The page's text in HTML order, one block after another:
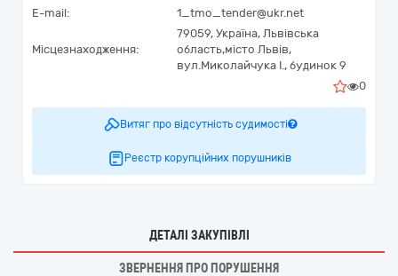
E-mail:
1_tmo_tender@ukr.net
Місцезнаходження:
79059, Україна, Львівська
область,місто Львів,
вул.Миколайчука І., будинок 9
0
Витяг про відсутність судимості
Реєстр корупційних порушників
ДЕТАЛІ ЗАКУПІВЛІ
ЗВЕРНЕННЯ ПРО ПОРУШЕННЯ